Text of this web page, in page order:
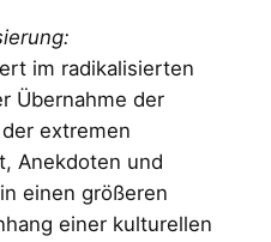
im radikalisierten
Übernahme der
extremen
Anekdoten und
einen größeren
einer kulturellen